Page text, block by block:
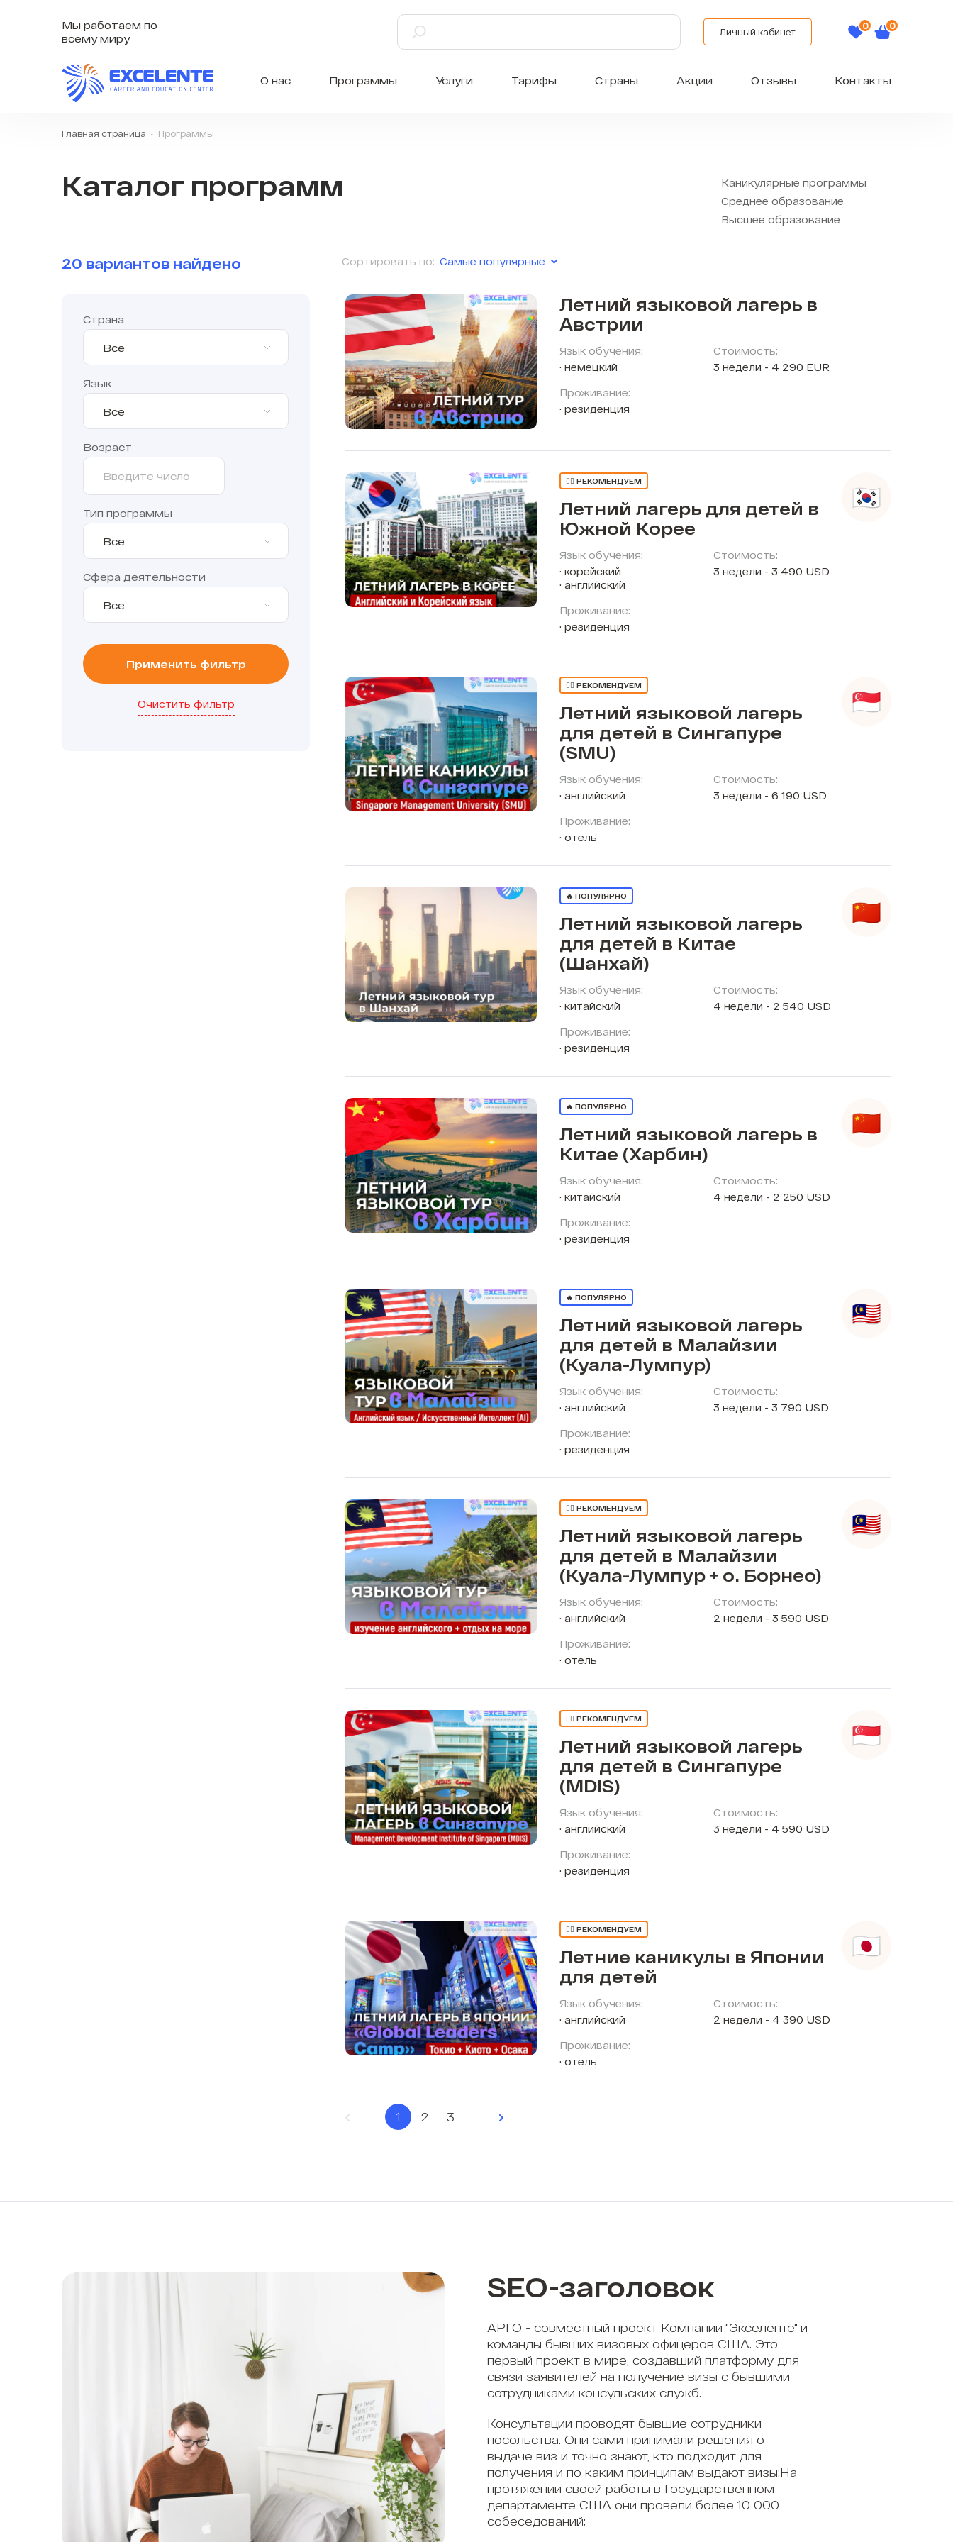
Мы работаем по
всему миру
Личный кабинет
О нас Программы Услуги Тарифы Страны Акции Отзывы Контакты
Главная страница Программы
Каталог программ
Каникулярные программы
Среднее образование
Высшее образование
20 вариантов найдено Сортировать по: Самые популярные
Страна
Все
Язык
Все
Возраст
Тип программы
Все
Сфера деятельности
Все
Применить фильтр
Очистить фильтр
Летний языковой лагерь в
Австрии
Язык обучения:
немецкий
Проживание:
резиденция
Стоимость:
3 недели - 4 290 EUR
👍🏼 РЕКОМЕНДУЕМ
Летний лагерь для детей в
Южной Корее
Язык обучения:
корейский
английский
Проживание:
резиденция
Стоимость:
3 недели - 3 490 USD
👍🏼 РЕКОМЕНДУЕМ
Летний языковой лагерь
для детей в Сингапуре
(SMU)
Язык обучения:
английский
Проживание:
отель
Стоимость:
3 недели - 6 190 USD
🔥 ПОПУЛЯРНО
Летний языковой лагерь
для детей в Китае
(Шанхай)
Язык обучения:
китайский
Проживание:
резиденция
Стоимость:
4 недели - 2 540 USD
🔥 ПОПУЛЯРНО
Летний языковой лагерь в
Китае (Харбин)
Язык обучения:
китайский
Проживание:
резиденция
Стоимость:
4 недели - 2 250 USD
🔥 ПОПУЛЯРНО
Летний языковой лагерь
для детей в Малайзии
(Куала-Лумпур)
Язык обучения:
английский
Проживание:
резиденция
Стоимость:
3 недели - 3 790 USD
👍🏼 РЕКОМЕНДУЕМ
Летний языковой лагерь
для детей в Малайзии
(Куала-Лумпур + о. Борнео)
Язык обучения:
английский
Проживание:
отель
Стоимость:
2 недели - 3 590 USD
👍🏼 РЕКОМЕНДУЕМ
Летний языковой лагерь
для детей в Сингапуре
(MDIS)
Язык обучения:
английский
Проживание:
резиденция
Стоимость:
3 недели - 4 590 USD
👍🏼 РЕКОМЕНДУЕМ
Летние каникулы в Японии
для детей
Язык обучения:
английский
Проживание:
отель
Стоимость:
2 недели - 4 390 USD
1 2 3
SEO-заголовок
АРГО - совместный проект Компании "Экселенте" и
команды бывших визовых офицеров США. Это
первый проект в мире, создавший платформу для
связи заявителей на получение визы с бывшими
сотрудниками консульских служб.
Консультации проводят бывшие сотрудники
посольства. Они сами принимали решения о
выдаче виз и точно знают, кто подходит для
получения и по каким принципам выдают визы;На
протяжении своей работы в Государственном
департаменте США они провели более 10 000
собеседований;